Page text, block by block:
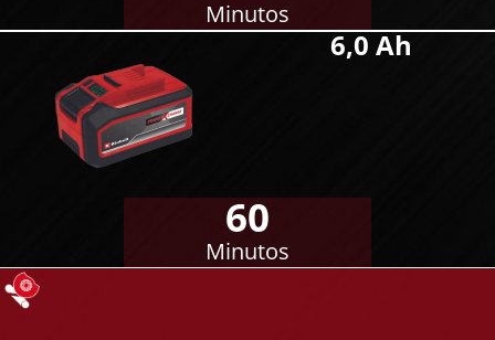
Minutos
6,0 Ah
60
Minutos